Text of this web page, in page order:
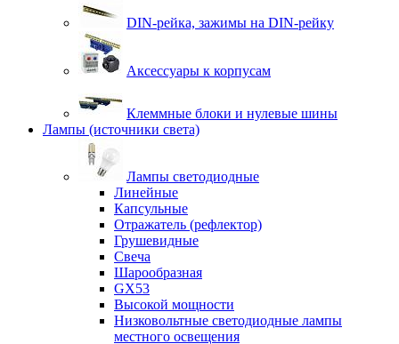
DIN-рейка, зажимы на DIN-рейку
Аксессуары к корпусам
Клеммные блоки и нулевые шины
Лампы (источники света)
Лампы светодиодные
Линейные
Капсульные
Отражатель (рефлектор)
Грушевидные
Свеча
Шарообразная
GX53
Высокой мощности
Низковольтные светодиодные лампы
местного освещения